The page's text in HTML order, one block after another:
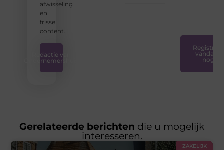
afwisseling
en
frisse
content.
Redactie van
Ondernemershuis
Registreer
vandaag
nog
Gerelateerde berichten die u mogelijk
interesseren.
ZAKELIJK